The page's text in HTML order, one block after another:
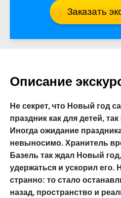
Заказать
Описание
Не секрет, что Новый год
праздник как для детей,
Иногда ожидание
невыносимо. Хранитель
Базель так ждал Новый
удержаться и ускорил его.
странно: то стало
назад, пространство и